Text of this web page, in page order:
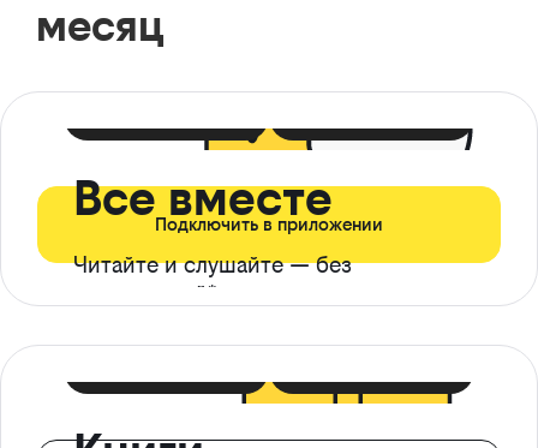
месяц
Все вместе
Читайте и слушайте — без
ограничений*
Подключить в приложении